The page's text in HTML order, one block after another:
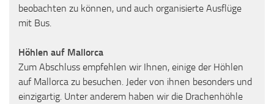
beobachten zu können, und auch organisierte Ausflüge
mit Bus.
Höhlen auf Mallorca
Zum Abschluss empfehlen wir Ihnen, einige der Höhlen
auf Mallorca zu besuchen. Jeder von ihnen besonders und
einzigartig. Unter anderem haben wir die Drachenhöhle